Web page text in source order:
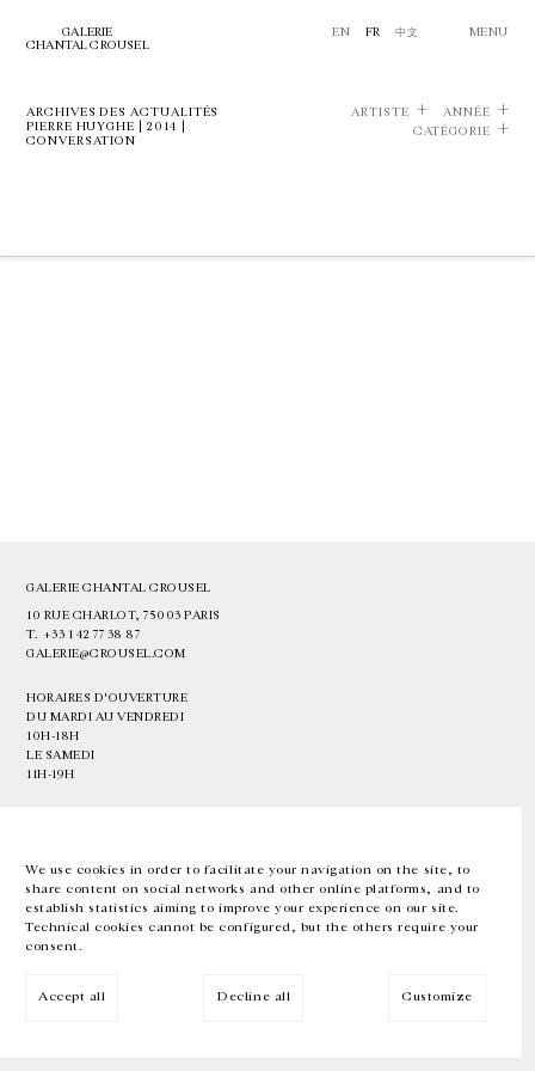
We use cookies in order to facilitate your navigation on the site, to
share content on social networks and other online platforms, and to
establish statistics aiming to improve your experience on our site.
Technical cookies cannot be configured, but the others require your
consent.
Accept all Decline all Customize
GALERIE
CHANTAL CROUSEL
EN FR 中文 MENU
ARCHIVES DES ACTUALITÉS
PIERRE HUYGHE | 2014 |
CONVERSATION
ARTISTE
ANNÉE
CATÉGORIE
GALERIE CHANTAL CROUSEL
10 RUE CHARLOT, 75003 PARIS
T. +33 1 42 77 38 87
GALERIE@CROUSEL.COM
HORAIRES D'OUVERTURE
DU MARDI AU VENDREDI
10H-18H
LE SAMEDI
11H-19H
EN FR 中文 Facebook Instagram
Inscrivez-vous à notre newsletter